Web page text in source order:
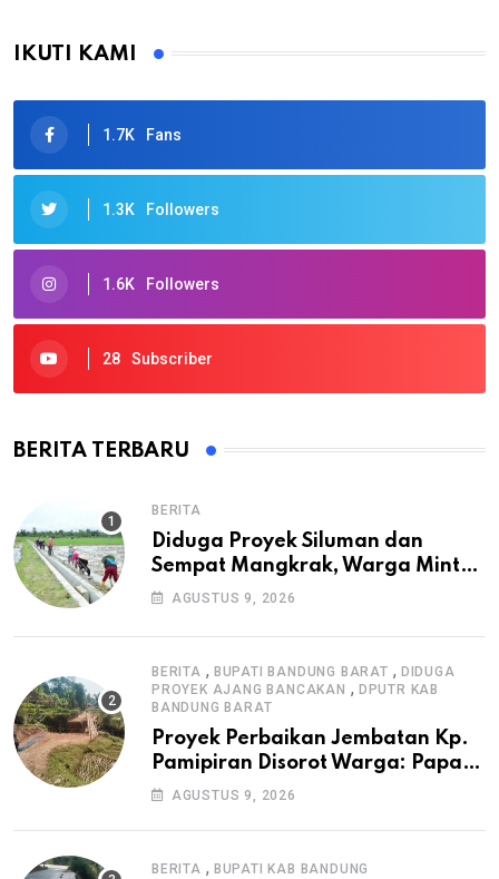
IKUTI KAMI
1.7K Fans
1.3K Followers
1.6K Followers
28 Subscriber
BERITA TERBARU
BERITA
Diduga Proyek Siluman dan
Sempat Mangkrak, Warga Minta
APH Usut Tuntas Pembangunan
AGUSTUS 9, 2026
BERITA , BUPATI BANDUNG BARAT , DIDUGA
PROYEK AJANG BANCAKAN , DPUTR KAB
BANDUNG BARAT
Proyek Perbaikan Jembatan Kp.
Pamipiran Disorot Warga: Papan
Informasi Tak Cantumkan PPK,
AGUSTUS 9, 2026
BERITA , BUPATI KAB BANDUNG